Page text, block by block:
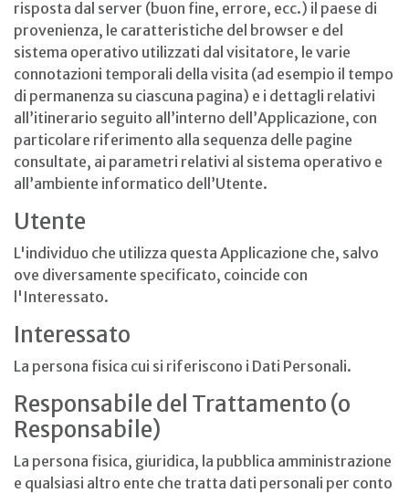
risposta dal server (buon fine, errore, ecc.) il paese di
provenienza, le caratteristiche del browser e del
sistema operativo utilizzati dal visitatore, le varie
connotazioni temporali della visita (ad esempio il tempo
di permanenza su ciascuna pagina) e i dettagli relativi
all’itinerario seguito all’interno dell’Applicazione, con
particolare riferimento alla sequenza delle pagine
consultate, ai parametri relativi al sistema operativo e
all’ambiente informatico dell’Utente.
Utente
L'individuo che utilizza questa Applicazione che, salvo
ove diversamente specificato, coincide con
l'Interessato.
Interessato
La persona fisica cui si riferiscono i Dati Personali.
Responsabile del Trattamento (o
Responsabile)
La persona fisica, giuridica, la pubblica amministrazione
e qualsiasi altro ente che tratta dati personali per conto